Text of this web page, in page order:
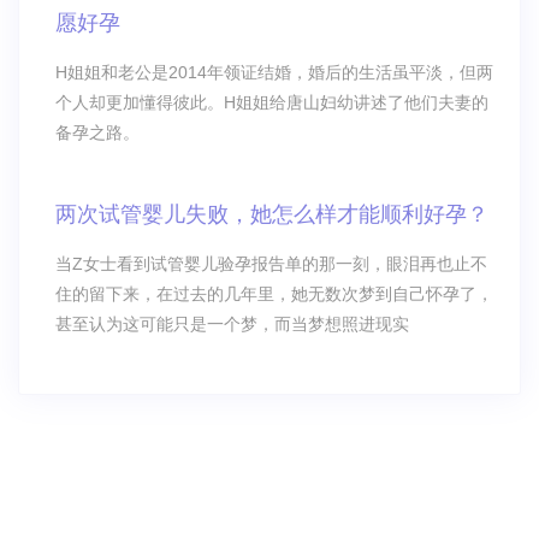
愿好孕
H姐姐和老公是2014年领证结婚，婚后的生活虽平淡，但两
个人却更加懂得彼此。H姐姐给唐山妇幼讲述了他们夫妻的
备孕之路。
两次试管婴儿失败，她怎么样才能顺利好孕？
当Z女士看到试管婴儿验孕报告单的那一刻，眼泪再也止不
住的留下来，在过去的几年里，她无数次梦到自己怀孕了，
甚至认为这可能只是一个梦，而当梦想照进现实